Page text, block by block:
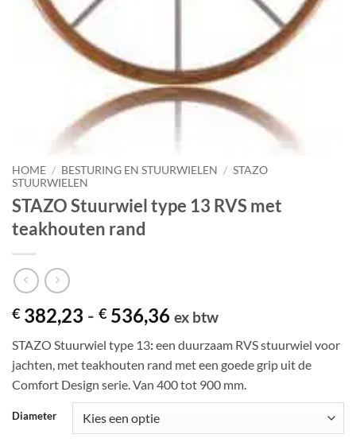
HOME / BESTURING EN STUURWIELEN / STAZO
STUURWIELEN
STAZO Stuurwiel type 13 RVS met
teakhouten rand
€ 382,23 - € 536,36Prijsklasse:
tot
€ 536,36
ex btw
STAZO Stuurwiel type 13:een duurzaam RVS stuurwiel voor
jachten, met teakhouten rand met een goede grip uit de
Comfort Design serie. Van 400 tot 900 mm.
Diameter